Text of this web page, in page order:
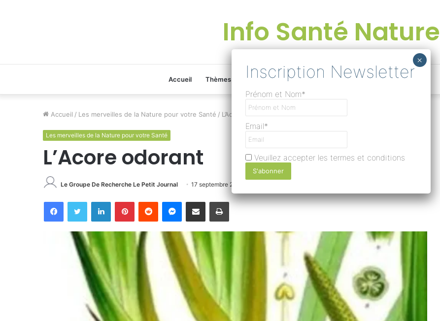
Info Santé Nature
Accueil Thèmes Devenir rédacteur Une
Lire
au
hasard.
Instagram
Linkedin
Facebook
Accueil / Les merveilles de la Nature pour votre Santé / L’Acore odorant
Les merveilles de la Nature pour votre Santé
L’Acore odorant
Le Groupe De Recherche Le Petit Journal 17 septembre 2018
FacebookTwitter LinkedinPinterestReddit Messenger
Partager par email Imprimer
Prénom et Nom*
Email*
Veuillez accepter les termes et conditions